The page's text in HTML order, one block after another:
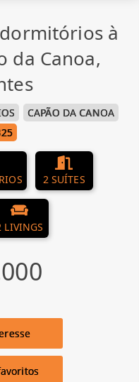
à
da Canoa,
CAPÃO DA CANOA
2 SUÍTES
LIVINGS